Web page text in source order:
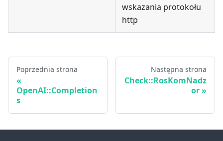
wskazania protokołu
http
Poprzednia strona
OpenAI::Completion
s
Następna strona
Check::RosKomNadz
or